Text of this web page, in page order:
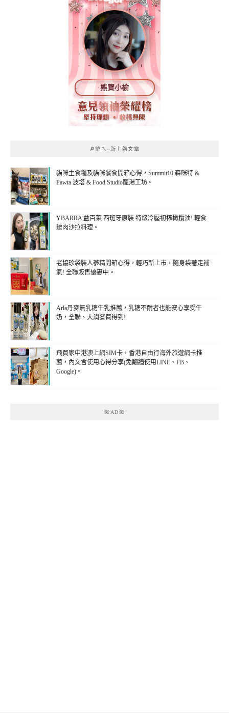
熊寶小榆
🔎燒ㄟ~新上架文章
貓咪主食糧及貓咪餐食開箱心得，Summit10 森咪特 &
Pawta 波塔 & Food Studio寵湯工坊。
YBARRA 益百萊 西班牙原裝 特級冷壓初榨橄欖油! 輕食
雞肉沙拉料理。
老協珍袋裝人蔘精開箱心得，輕巧新上市，隨身袋著走補
氣! 全聯販售優惠中。
Arla丹麥無乳糖牛乳推薦，乳糖不耐者也能安心享受牛
奶，全聯、大潤發買得到!
飛買家中港澳上網SIM卡，香港自由行海外旅遊網卡推
薦，內文含使用心得分享(免翻牆使用LINE、FB、
Google)。
🌺AD🌺